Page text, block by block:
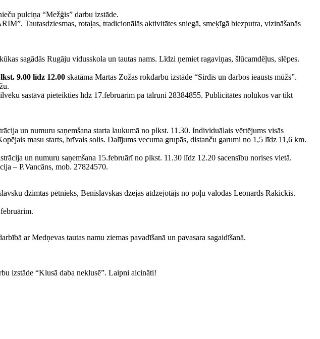
pulciņa “Mežģis” darbu izstāde.
Tautasdziesmas, rotaļas, tradicionālās aktivitātes sniegā, smeķīgā biezputra, vizināšanās
sagādās Rugāju vidusskola un tautas nams. Līdzi ņemiet ragaviņas, šlūcamdēļus, slēpes.
9.00 līdz 12.00 skatāma Martas Zožas rokdarbu izstāde “Sirdīs un darbos ieausts mūžs”.
sastāvā pieteikties līdz 17.februārim pa tālruni 28384855. Publicitātes nolūkos var tikt
un numuru saņemšana starta laukumā no plkst. 11.30. Individuālais vērtējums visās
masu starts, brīvais solis. Dalījums vecuma grupās, distanču garumi no 1,5 līdz 11,6 km.
un numuru saņemšana 15.februārī no plkst. 11.30 līdz 12.20 sacensību norises vietā.
– P.Vancāns, mob. 27824570.
dzimtas pētnieks, Benislavskas dzejas atdzejotājs no poļu valodas Leonards Rakickis.
ar Medņevas tautas namu ziemas pavadīšanā un pavasara sagaidīšanā.
izstāde “Klusā daba neklusē”. Laipni aicināti!